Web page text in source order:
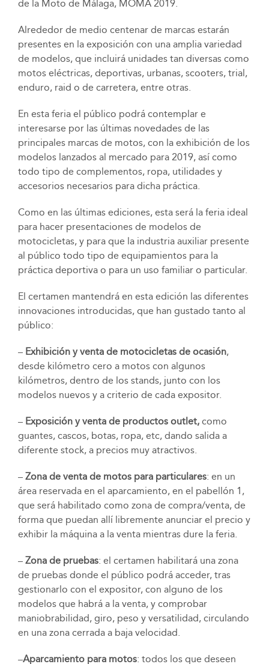
de la Moto de Málaga, MOMA 2019.
Alrededor de medio centenar de marcas estarán
presentes en la exposición con una amplia variedad
de modelos, que incluirá unidades tan diversas como
motos eléctricas, deportivas, urbanas, scooters, trial,
enduro, raid o de carretera, entre otras.
En esta feria el público podrá contemplar e
interesarse por las últimas novedades de las
principales marcas de motos, con la exhibición de los
modelos lanzados al mercado para 2019, así como
todo tipo de complementos, ropa, utilidades y
accesorios necesarios para dicha práctica.
Como en las últimas ediciones, esta será la feria ideal
para hacer presentaciones de modelos de
motocicletas, y para que la industria auxiliar presente
al público todo tipo de equipamientos para la
práctica deportiva o para un uso familiar o particular.
El certamen mantendrá en esta edición las diferentes
innovaciones introducidas, que han gustado tanto al
público:
– Exhibición y venta de motocicletas de ocasión,
desde kilómetro cero a motos con algunos
kilómetros, dentro de los stands, junto con los
modelos nuevos y a criterio de cada expositor.
– Exposición y venta de productos outlet,como
guantes, cascos, botas, ropa, etc, dando salida a
diferente stock, a precios muy atractivos.
– Zona de venta de motos para particulares: en un
área reservada en el aparcamiento, en el pabellón 1,
que será habilitado como zona de compra/venta, de
forma que puedan allí libremente anunciar el precio y
exhibir la máquina a la venta mientras dure la feria.
– Zona de pruebas: el certamen habilitará una zona
de pruebas donde el público podrá acceder, tras
gestionarlo con el expositor, con alguno de los
modelos que habrá a la venta, y comprobar
maniobrabilidad, giro, peso y versatilidad, circulando
en una zona cerrada a baja velocidad.
–Aparcamiento para motos: todos los que deseen